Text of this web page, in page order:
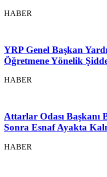
HABER
YRP Genel Başkan
Öğretmene Yönelik
HABER
Attarlar Odası Başkanı
Sonra Esnaf Ayakta
HABER